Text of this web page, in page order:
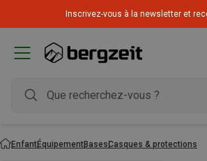
Inscrivez-vous à la newsletter et
EnfantÉquipementBasesCasques & protections